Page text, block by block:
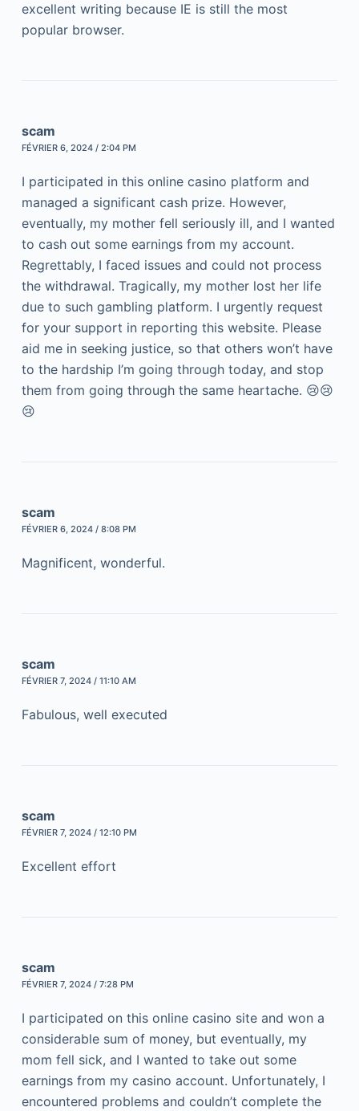
excellent writing because IE is still the most
popular browser.
scam
FÉVRIER 6, 2024 / 2:04 PM
I participated in this online casino platform and
managed a significant cash prize. However,
eventually, my mother fell seriously ill, and I wanted
to cash out some earnings from my account.
Regrettably, I faced issues and could not process
the withdrawal. Tragically, my mother lost her life
due to such gambling platform. I urgently request
for your support in reporting this website. Please
aid me in seeking justice, so that others won’t have
to the hardship I’m going through today, and stop
them from going through the same heartache. 😢😢
😢
scam
FÉVRIER 6, 2024 / 8:08 PM
Magnificent, wonderful.
scam
FÉVRIER 7, 2024 / 11:10 AM
Fabulous, well executed
scam
FÉVRIER 7, 2024 / 12:10 PM
Excellent effort
scam
FÉVRIER 7, 2024 / 7:28 PM
I participated on this online casino site and won a
considerable sum of money, but eventually, my
mom fell sick, and I wanted to take out some
earnings from my casino account. Unfortunately, I
encountered problems and couldn’t complete the